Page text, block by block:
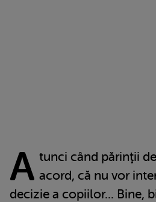
A tunci când părinţii
acord, că nu vor
decizie a copiilor... Bine,